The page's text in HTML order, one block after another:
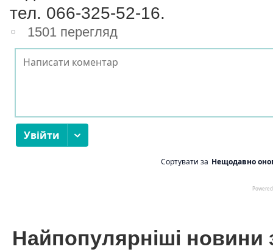
тел. 066-325-52-16.
1501 перегляд
Найпопулярніші новини